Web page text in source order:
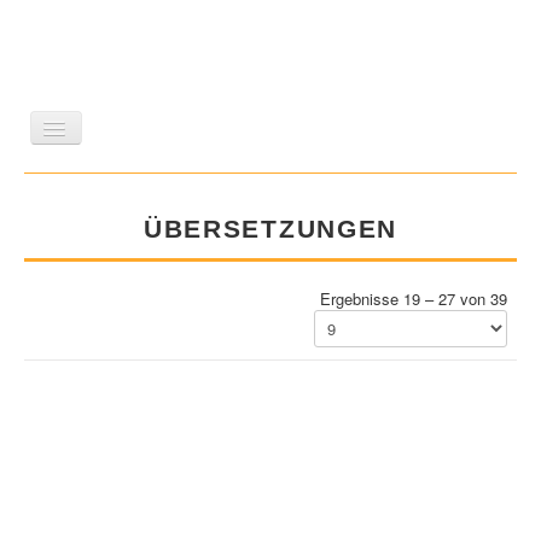
GESCHICHTE
WISSENSCHAFT
ÜBERSETZUNGEN
Ergebnisse 19 – 27 von 39